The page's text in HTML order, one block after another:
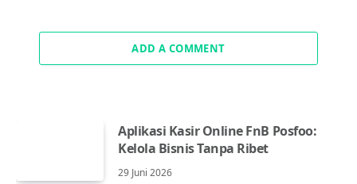
ADD A COMMENT
Aplikasi Kasir Online FnB Posfoo:
Kelola Bisnis Tanpa Ribet
29 Juni 2026